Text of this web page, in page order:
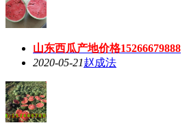
山东西瓜产地价格15266679888
2020-05-21赵成法